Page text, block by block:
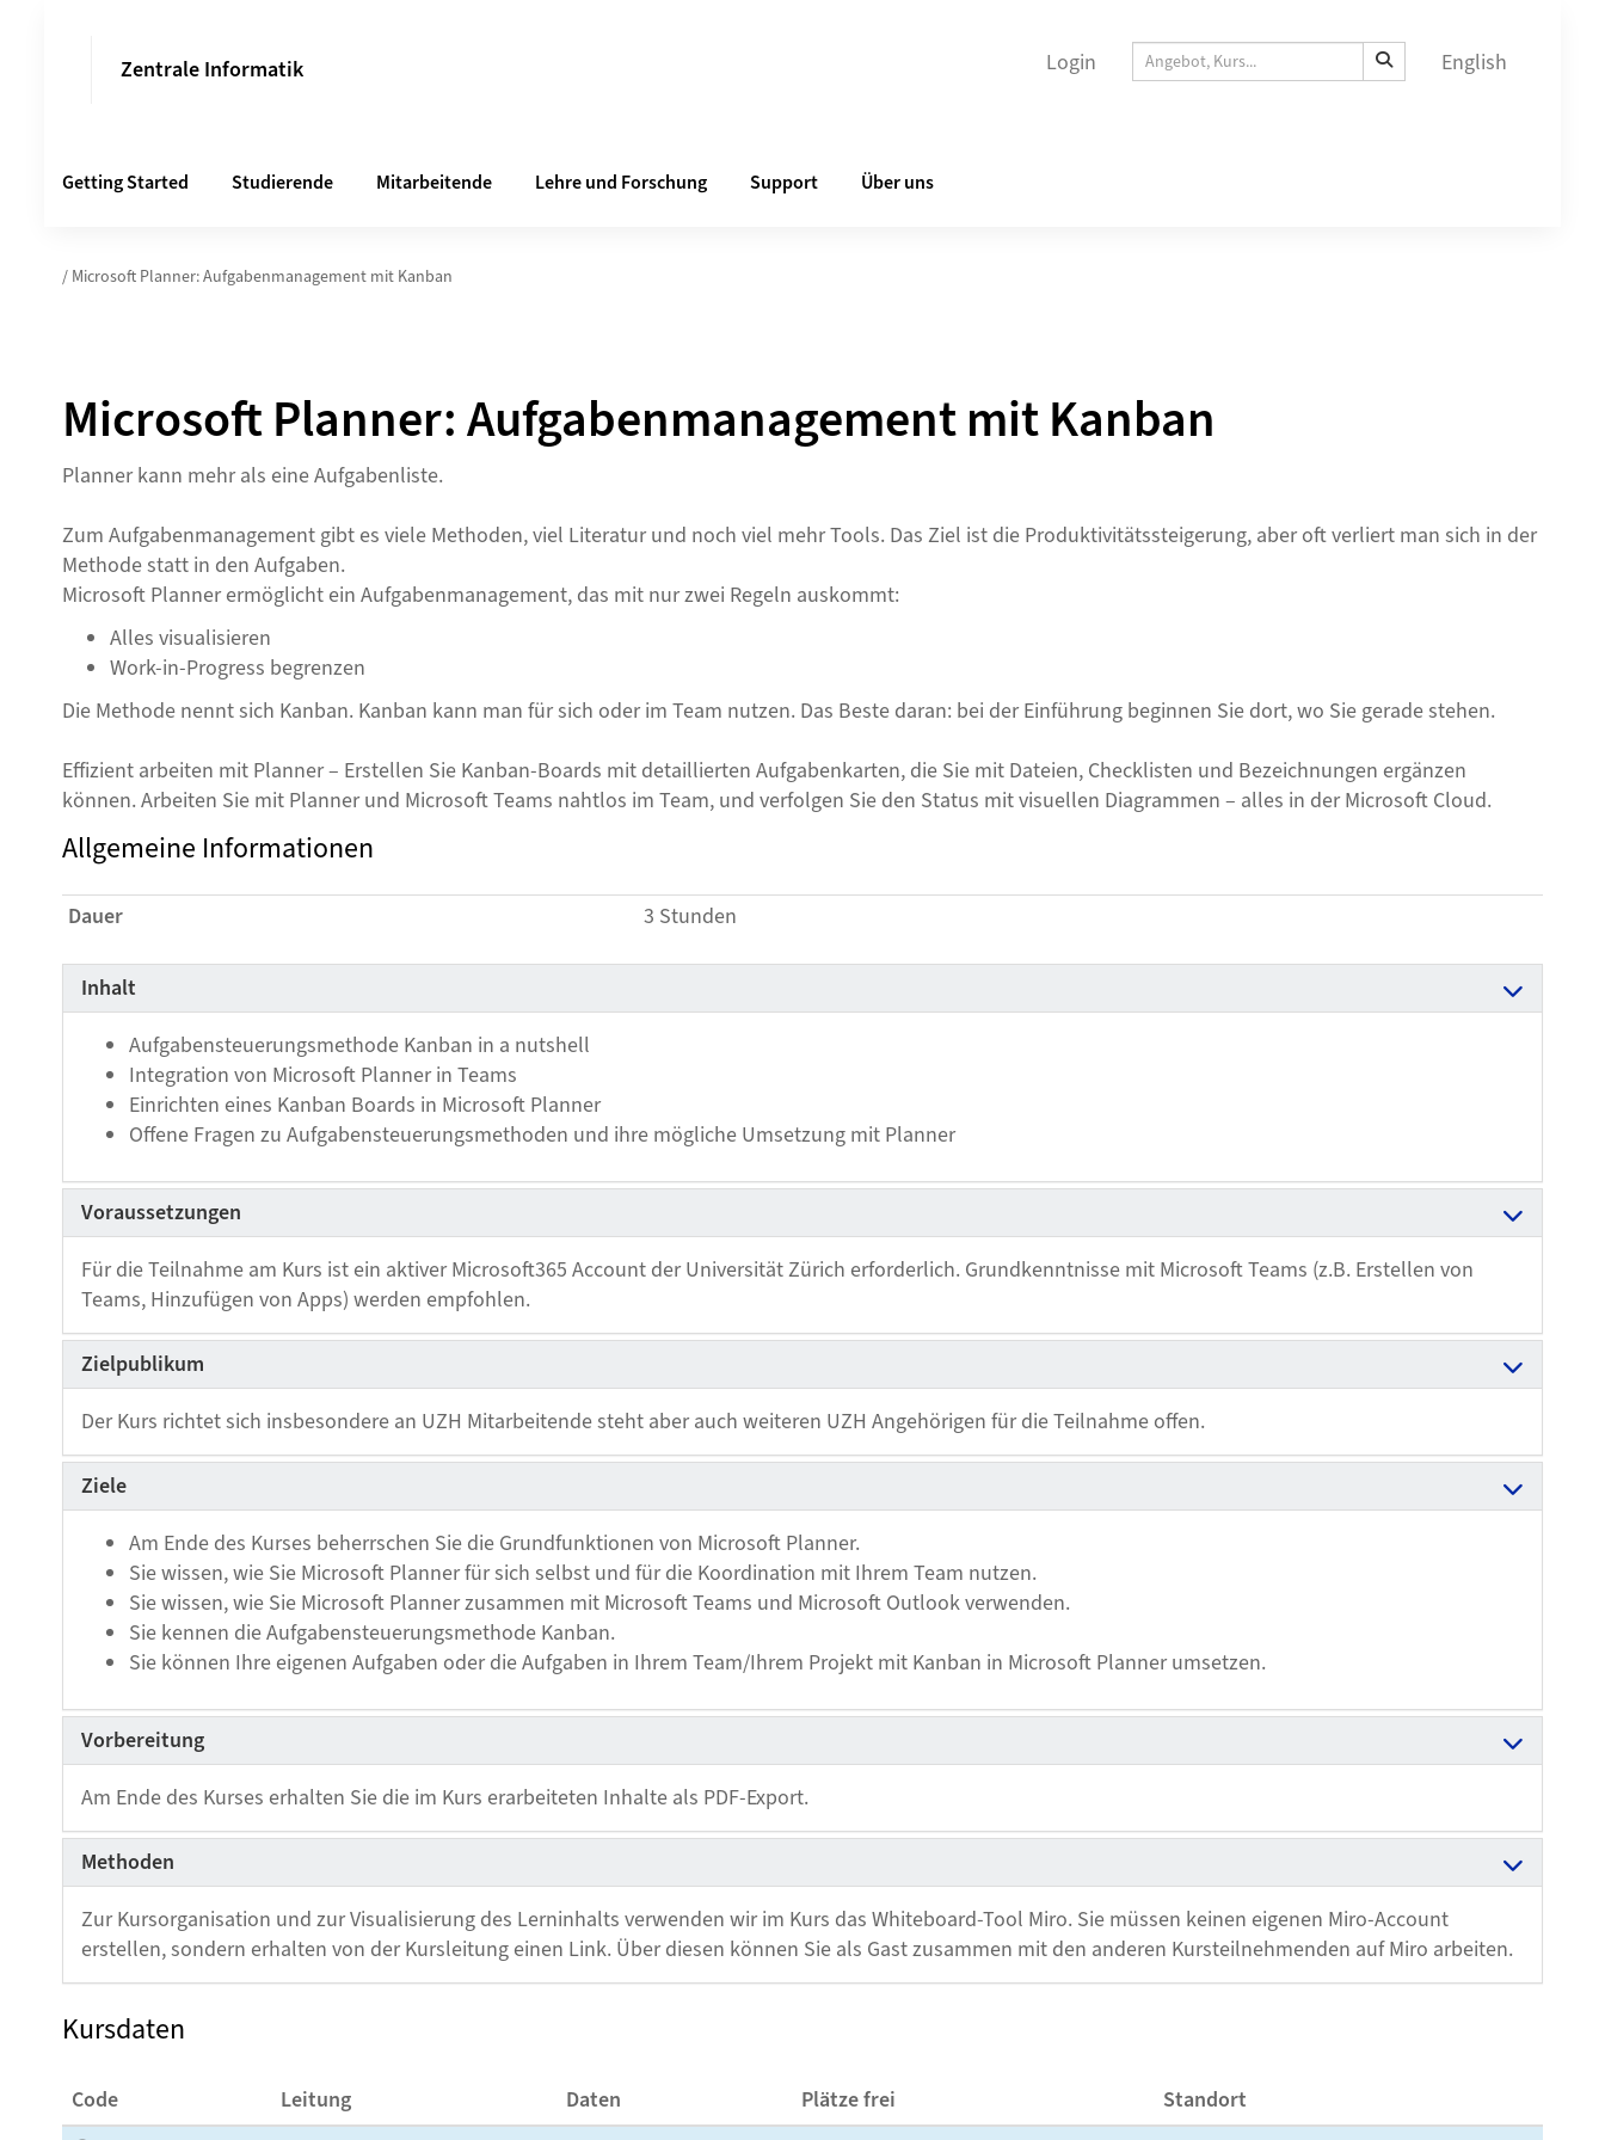
Zentrale Informatik English
Login
Getting Started Studierende Mitarbeitende Lehre und Forschung Support Über uns
/ Microsoft Planner: Aufgabenmanagement mit Kanban
Microsoft Planner: Aufgabenmanagement mit Kanban
Planner kann mehr als eine Aufgabenliste.
Zum Aufgabenmanagement gibt es viele Methoden, viel Literatur und noch viel mehr Tools. Das Ziel ist die Produktivitätssteigerung, aber oft verliert man sich in der
Methode statt in den Aufgaben.
Microsoft Planner ermöglicht ein Aufgabenmanagement, das mit nur zwei Regeln auskommt:
Alles visualisieren
Work-in-Progress begrenzen
Die Methode nennt sich Kanban. Kanban kann man für sich oder im Team nutzen. Das Beste daran: bei der Einführung beginnen Sie dort, wo Sie gerade stehen.
Effizient arbeiten mit Planner – Erstellen Sie Kanban-Boards mit detaillierten Aufgabenkarten, die Sie mit Dateien, Checklisten und Bezeichnungen ergänzen
können. Arbeiten Sie mit Planner und Microsoft Teams nahtlos im Team, und verfolgen Sie den Status mit visuellen Diagrammen – alles in der Microsoft Cloud.
Allgemeine Informationen
Dauer 3 Stunden
Inhalt
Aufgabensteuerungsmethode Kanban in a nutshell
Integration von Microsoft Planner in Teams
Einrichten eines Kanban Boards in Microsoft Planner
Offene Fragen zu Aufgabensteuerungsmethoden und ihre mögliche Umsetzung mit Planner
Voraussetzungen
Für die Teilnahme am Kurs ist ein aktiver Microsoft365 Account der Universität Zürich erforderlich. Grundkenntnisse mit Microsoft Teams (z.B. Erstellen von
Teams, Hinzufügen von Apps) werden empfohlen.
Zielpublikum
Der Kurs richtet sich insbesondere an UZH Mitarbeitende steht aber auch weiteren UZH Angehörigen für die Teilnahme offen.
Ziele
Am Ende des Kurses beherrschen Sie die Grundfunktionen von Microsoft Planner.
Sie wissen, wie Sie Microsoft Planner für sich selbst und für die Koordination mit Ihrem Team nutzen.
Sie wissen, wie Sie Microsoft Planner zusammen mit Microsoft Teams und Microsoft Outlook verwenden.
Sie kennen die Aufgabensteuerungsmethode Kanban.
Sie können Ihre eigenen Aufgaben oder die Aufgaben in Ihrem Team/Ihrem Projekt mit Kanban in Microsoft Planner umsetzen.
Vorbereitung
Am Ende des Kurses erhalten Sie die im Kurs erarbeiteten Inhalte als PDF-Export.
Methoden
Zur Kursorganisation und zur Visualisierung des Lerninhalts verwenden wir im Kurs das Whiteboard-Tool Miro. Sie müssen keinen eigenen Miro-Account
erstellen, sondern erhalten von der Kursleitung einen Link. Über diesen können Sie als Gast zusammen mit den anderen Kursteilnehmenden auf Miro arbeiten.
Kursdaten
Code Leitung Daten Plätze frei
Standort